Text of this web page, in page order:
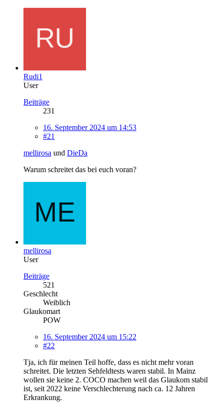
Rudi1
User
Beiträge
231
16. September 2024 um 14:53
#21
mellirosa und DieDa
Warum schreitet das bei euch voran?
mellirosa
User
Beiträge
521
Geschlecht
Weiblich
Glaukomart
POW
16. September 2024 um 15:22
#22
Tja, ich für meinen Teil hoffe, dass es nicht mehr voran
schreitet. Die letzten Sehfeldtests waren stabil. In Mainz
wollen sie keine 2. COCO machen weil das Glaukom stabil
ist, seit 2022 keine Verschlechterung nach ca. 12 Jahren
Erkrankung.